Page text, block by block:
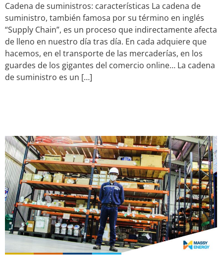
Cadena de suministros: características La cadena de
suministro, también famosa por su término en inglés
“Supply Chain”, es un proceso que indirectamente afecta
de lleno en nuestro día tras día. En cada adquiere que
hacemos, en el transporte de las mercaderías, en los
guardes de los gigantes del comercio online… La cadena
de suministro es un […]